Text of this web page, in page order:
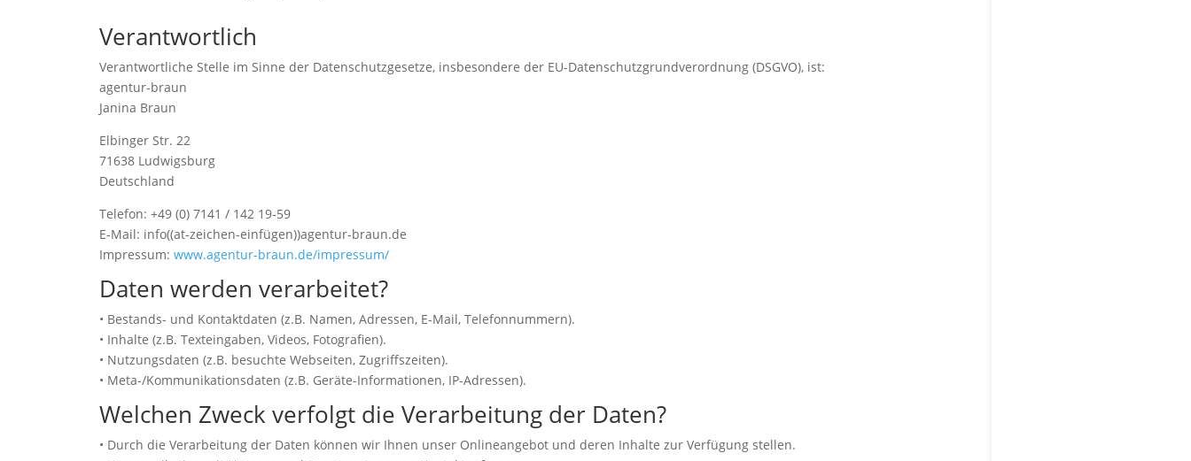
Verantwortlich
Verantwortliche Stelle im Sinne der Datenschutzgesetze, insbesondere der EU-Datenschutzgrundverordnung (DSGVO), ist:
agentur-braun
Janina Braun
Elbinger Str. 22
71638 Ludwigsburg
Deutschland
Telefon: +49 (0) 7141 / 142 19-59
E-Mail: info((at-zeichen-einfügen))agentur-braun.de
Impressum: www.agentur-braun.de/impressum/
Daten werden verarbeitet?
• Bestands- und Kontaktdaten (z.B. Namen, Adressen, E-Mail, Telefonnummern).
• Inhalte (z.B. Texteingaben, Videos, Fotografien).
• Nutzungsdaten (z.B. besuchte Webseiten, Zugriffszeiten).
• Meta-/Kommunikationsdaten (z.B. Geräte-Informationen, IP-Adressen).
Welchen Zweck verfolgt die Verarbeitung der Daten?
• Durch die Verarbeitung der Daten können wir Ihnen unser Onlineangebot und deren Inhalte zur Verfügung stellen.